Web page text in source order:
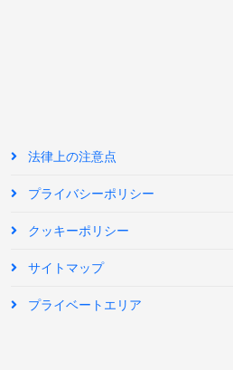
法律上の注意点
プライバシーポリシー
クッキーポリシー
サイトマップ
プライベートエリア